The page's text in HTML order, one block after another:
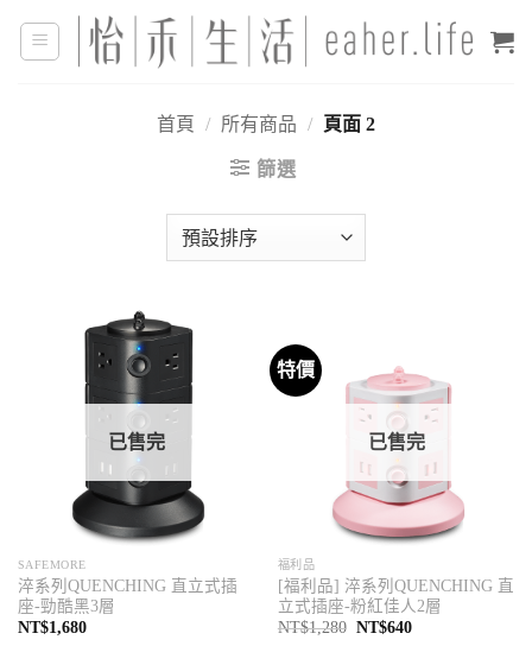
首頁 / 所有商品 / 頁面 2
篩選
已售完
SAFEMORE
淬系列QUENCHING 直立式插
座-勁酷黑3層
NT$1,680
特價
已售完
福利品
[福利品] 淬系列QUENCHING 直
立式插座-粉紅佳人2層
NT$1,280 原
NT$640目